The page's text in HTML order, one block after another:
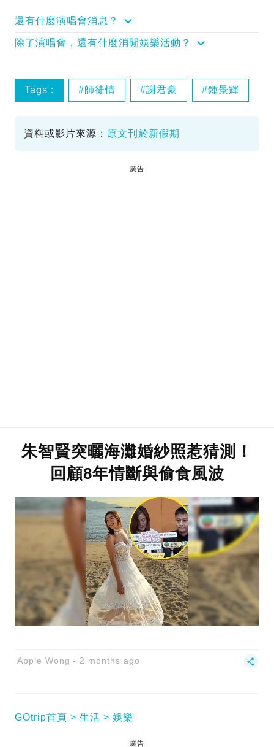
還有什麼演唱會消息？
除了演唱會，還有什麼消閒娛樂活動？
Tags : 師徒情 謝君豪 鍾景輝
資料或影片來源： 原文刊於新假期
廣告
朱智賢突曬海灘婚紗照惹猜測！
回顧8年情斷與偷食風波
Apple Wong 2 months ago
GOtrip首頁 生活 娛樂
廣告